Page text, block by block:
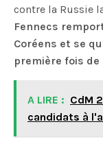
contre la Russie
Fennecs
Coréens et se
première fois
A LIRE : CdM
candidats à